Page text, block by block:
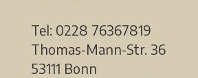
Tel: 0228 76367819
Thomas-Mann-Str. 36
53111 Bonn